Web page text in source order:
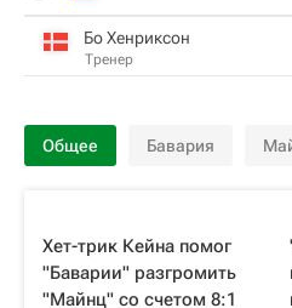
Бо Хенриксон
Тренер
Общее Бавария
Хет-трик Кейна помог
"Баварии" разгромить
"Майнц" со счетом 8:1